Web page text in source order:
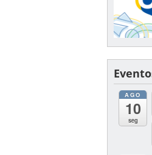
AGO
10
seg